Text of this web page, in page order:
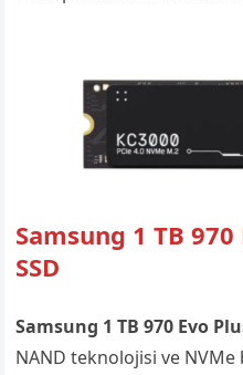
Samsung 1 TB
SSD
Samsung 1 TB 970 Evo
NAND teknolojisi ve